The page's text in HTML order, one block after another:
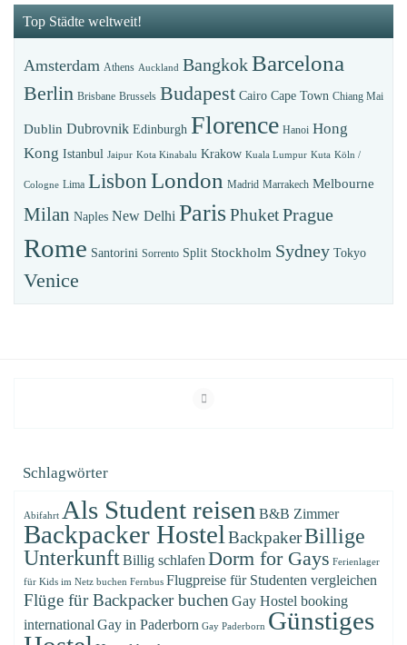
Top Städte weltweit!
Amsterdam Athens Auckland BangkokBarcelona
Berlin Brisbane Brussels Budapest Cairo Cape Town Chiang Mai
Dublin Dubrovnik Edinburgh Florence Hanoi Hong
Kong Istanbul Jaipur Kota Kinabalu Krakow Kuala Lumpur Kuta Köln /
Cologne Lima Lisbon London Madrid Marrakech Melbourne
Milan Naples New Delhi ParisPhuketPrague
Rome Santorini Sorrento Split Stockholm Sydney Tokyo
Venice
Schlagwörter
Abifahrt Als Student reisen B&B Zimmer
Backpacker Hostel BackpakerBillige
UnterkunftBillig schlafen Dorm for Gays Ferienlager
für Kids im Netz buchen Fernbus Flugpreise für Studenten vergleichen
Flüge für Backpacker buchen Gay Hostel booking
international Gay in Paderborn Gay Paderborn Günstiges